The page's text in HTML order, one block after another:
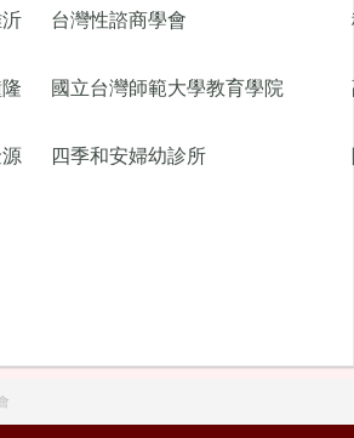
台灣性諮商學會
國立台灣師範大學教育學院
四季和安婦幼診所